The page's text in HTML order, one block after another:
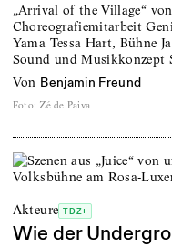
„Arrival of the Village“
Choreografiemitarbeit
Yama Tessa Hart, Bühne
Sound und Musikkonzept
von Benjamin Freund
Foto: Zé de Paiva
Akteure TDZ+
Wie der